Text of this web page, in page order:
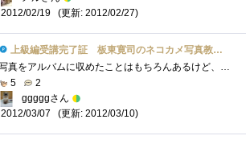
2012/02/19
(更新: 2012/02/27)
上級編受講完了証 板東寛司のネコカメ写真教室パート2
写真をアルバムに収めたことはもちろんあるけど、テーマとか何を伝えたいかとかまで考えたことがなかった。フォトブックっていう感じではな�...
5
2
gggggさん
2012/03/07
(更新: 2012/03/10)